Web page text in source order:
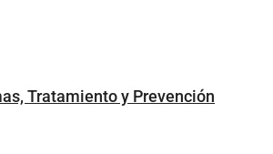
Tratamiento y Prevención